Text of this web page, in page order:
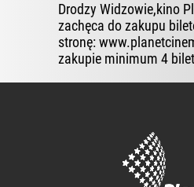
Drodzy Widzowie,kino
zachęca do zakupu
stronę:
zakupie minimum 4